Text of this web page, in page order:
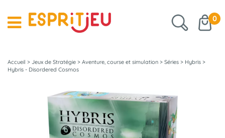
0
Accueil > Jeux de Stratégie > Aventure, course et simulation > Séries > Hybris >
Hybris - Disordered Cosmos